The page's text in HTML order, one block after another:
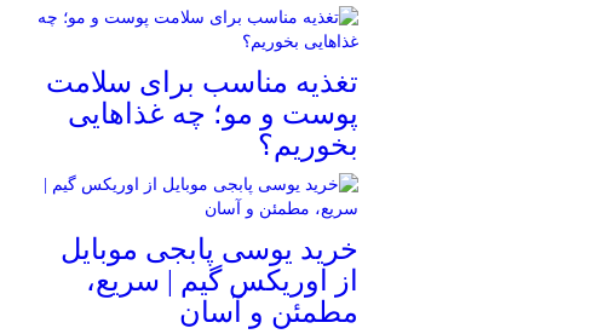
تغذیه مناسب برای سلامت
پوست و مو؛ چه غذاهایی
بخوریم؟
خرید یوسی پابجی موبایل
از اوریکس گیم | سریع،
مطمئن و آسان